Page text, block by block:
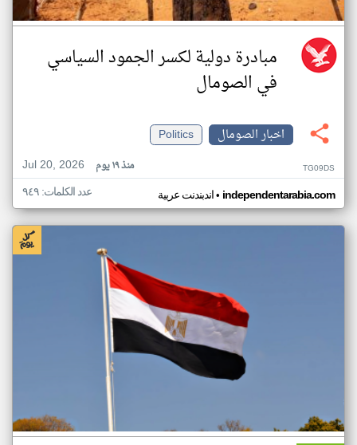
مبادرة دولية لكسر الجمود السياسي
في الصومال
اخبار الصومال
Politics
Jul 20, 2026
منذ ١٩ يوم TG09DS
اندبندنت عربية• independentarabia.com عدد الكلمات: ٩٤٩